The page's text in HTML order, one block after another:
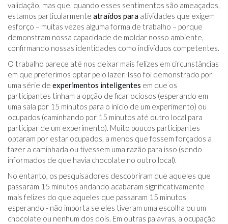
validação, mas que, quando esses sentimentos são ameaçados,
estamos particularmente atraídos para atividades que exigem
esforço – muitas vezes alguma forma de trabalho – porque
demonstram nossa capacidade de moldar nosso ambiente,
confirmando nossas identidades como indivíduos competentes.
O trabalho parece até nos deixar mais felizes em circunstâncias
em que preferimos optar pelo lazer. Isso foi demonstrado por
uma série de experimentos inteligentes em que os
participantes tinham a opção de ficar ociosos (esperando em
uma sala por 15 minutos para o início de um experimento) ou
ocupados (caminhando por 15 minutos até outro local para
participar de um experimento). Muito poucos participantes
optaram por estar ocupados, a menos que fossem forçados a
fazer a caminhada ou tivessem uma razão para isso (sendo
informados de que havia chocolate no outro local).
No entanto, os pesquisadores descobriram que aqueles que
passaram 15 minutos andando acabaram significativamente
mais felizes do que aqueles que passaram 15 minutos
esperando - não importa se eles tiveram uma escolha ou um
chocolate ou nenhum dos dois. Em outras palavras, a ocupação